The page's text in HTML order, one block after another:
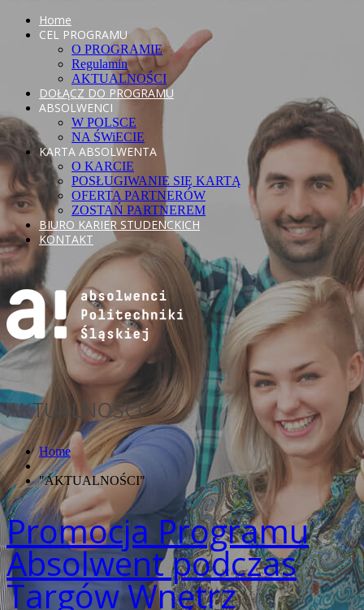
Home
CEL PROGRAMU
O PROGRAMIE
Regulamin
AKTUALNOŚCI
DOŁĄCZ DO PROGRAMU
ABSOLWENCI
W POLSCE
NA ŚWiECIE
KARTA ABSOLWENTA
O KARCIE
POSŁUGIWANIE SIĘ KARTĄ
OFERTA PARTNERÓW
ZOSTAŃ PARTNEREM
BIURO KARIER STUDENCKICH
KONTAKT
AKTUALNOŚCI
Home
"AKTUALNOŚCI"
Promocja Programu
Absolwent podczas
Targów Wnętrz